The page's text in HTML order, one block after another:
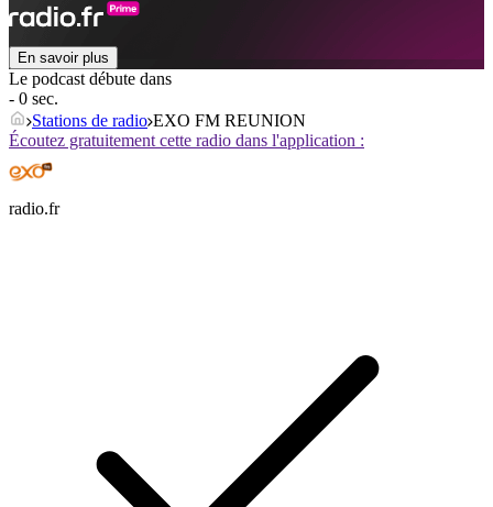
En savoir plus
Le podcast débute dans
- 0 sec.
Stations de radio EXO FM REUNION
Écoutez gratuitement cette radio dans l'application :
radio.fr